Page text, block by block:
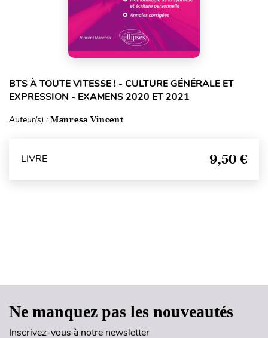
BTS À TOUTE VITESSE ! - CULTURE GÉNÉRALE ET
EXPRESSION - EXAMENS 2020 ET 2021
Auteur(s) : Manresa Vincent
LIVRE 9,50 €
Ne manquez pas les nouveautés
Inscrivez-vous à notre newsletter